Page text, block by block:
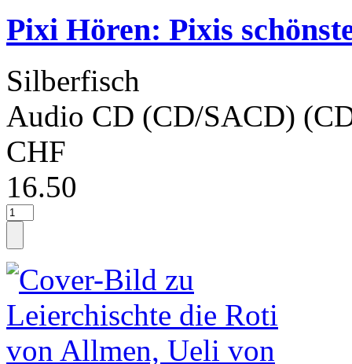
Pixi Hören: Pixis
Silberfisch
Audio CD (CD/SACD)
CHF
16.50